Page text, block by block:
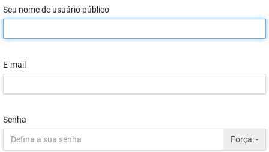
Seu nome de usuário público
E-mail
Senha
Força:-